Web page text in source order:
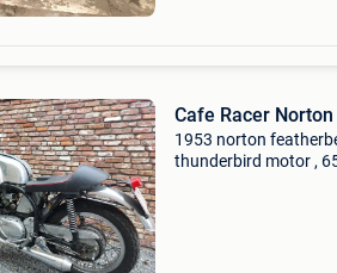
Cafe Racer
1953 norton
thunderbird motor ,